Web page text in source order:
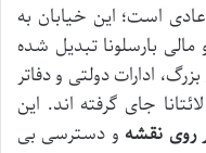
عادی است؛ این خیابان به
بارسلونا تبدیل شده
ادارات دولتی و دفاتر
جای گرفته اند. این
روی نقشه و دسترسی بی